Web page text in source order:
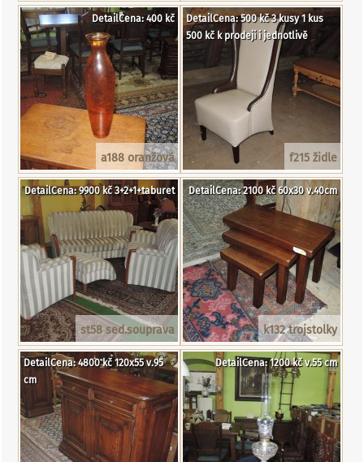
a188 oranžová
DetailCena: 400 kč
f215 židle
DetailCena: 500 kč 3 kusy 1 kus
500 kč k prodeji i jednotlivě
st58 sed.souprava
DetailCena: 9900 kč 3+2+1+taburet
k132 trojstolky
DetailCena: 2100 kč 60x30 v.40cm
DetailCena: 4800 kč 120x55 v.95
cm
DetailCena: 1200 kč v.55 cm